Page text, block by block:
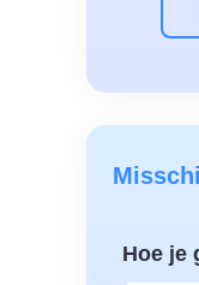
Hoe je